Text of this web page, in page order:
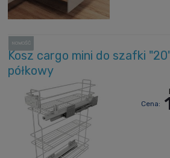
Kosz cargo mini do szafki
półkowy
Cena:
NOWOŚĆ